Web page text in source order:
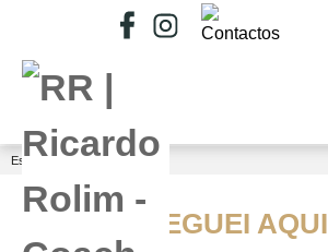
Está em... Quem Sou
COMO CHEGUEI AQUI